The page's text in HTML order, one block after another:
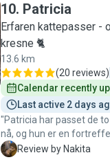
oppdateringer, er nesten
nå😊😊 anbefales
10. Patricia
Erfaren kattepasser -
kresne 🐈
13.6 km
(20 reviews)
Calendar recently
Last active 2 days
"Patricia har passet de
nå, og hun er en
anbefale på det
N Review by Nakita